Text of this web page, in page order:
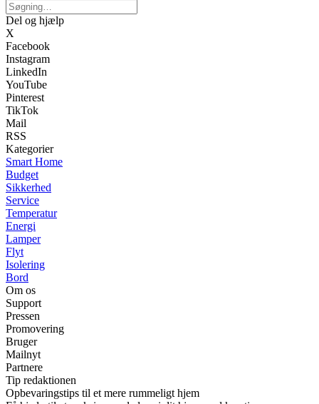
Del og hjælp
X
Facebook
Instagram
LinkedIn
YouTube
Pinterest
TikTok
Mail
RSS
Kategorier
Smart Home
Budget
Sikkerhed
Service
Temperatur
Energi
Lamper
Flyt
Isolering
Bord
Om os
Support
Pressen
Promovering
Bruger
Mailnyt
Partnere
Tip redaktionen
Opbevaringstips til et mere rummeligt hjem